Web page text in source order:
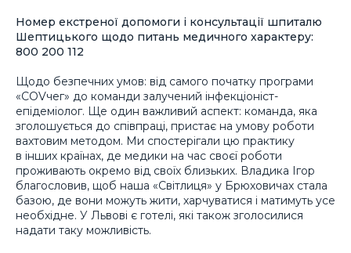
Номер екстреної допомоги і консультації шпиталю
Шептицького щодо питань медичного характеру:
800 200 112
Щодо безпечних умов: від самого початку програми
«COVчег» до команди залучений інфекціоніст-
епідеміолог. Ще один важливий аспект: команда, яка
зголошується до співпраці, пристає на умову роботи
вахтовим методом. Ми спостерігали цю практику
в інших країнах, де медики на час своєї роботи
проживають окремо від своїх близьких. Владика Ігор
благословив, щоб наша «Світлиця» у Брюховичах стала
базою, де вони можуть жити, харчуватися і матимуть усе
необхідне. У Львові є готелі, які також зголосилися
надати таку можливість.